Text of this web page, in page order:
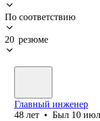
По соответствию
20 резюме
Главный инженер
48 лет • Был 10